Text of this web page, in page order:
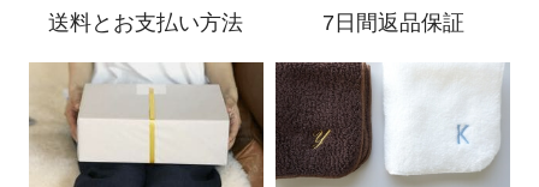
送料と お支払い方法 7日間返品保証